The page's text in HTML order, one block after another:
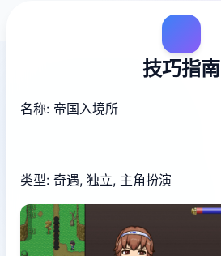
技巧指南
名称: 帝国入境所
类型: 奇遇, 独立, 主角扮演